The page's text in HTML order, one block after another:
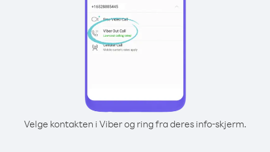
Velge kontakten i Viber og ring fra deres info-skjerm.